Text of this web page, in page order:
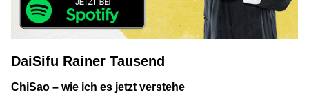
DaiSifu Rainer Tausend
ChiSao – wie ich es jetzt verstehe